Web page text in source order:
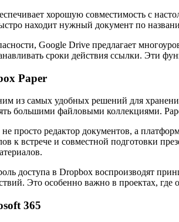
хорошую совместимость с
находит нужный документ по
Google Drive предлагает
сроки действия ссылки. Эти
Paper
из самых удобных решений для
большими файловыми коллекциями.
просто редактор документов, а
к встрече и совместной подготовки
доступа в Dropbox воспроизводят
Это особенно важно в проектах, где
365